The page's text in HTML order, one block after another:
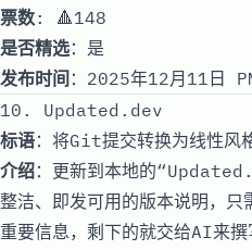
票数: 🔺148
是否精选：是
发布时间 ：2025年12月11日
10. Updated.dev
标语：将Git提交转换为线性风
介绍：更新到本地的
整洁、即发可用的版本说明，
重要信息，剩下的就交给AI来